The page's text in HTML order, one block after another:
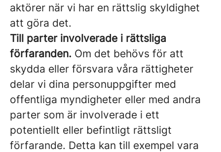
aktörer när vi har en rättslig skyldighet
att göra det.
Till parter involverade i rättsliga
förfaranden. Om det behövs för att
skydda eller försvara våra rättigheter
delar vi dina personuppgifter med
offentliga myndigheter eller med andra
parter som är involverade i ett
potentiellt eller befintligt rättsligt
förfarande. Detta kan till exempel vara